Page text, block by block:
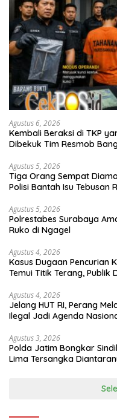
Agustus 6, 2026
Kembali Beraksi di TKP
Dibekuk Tim Resmob
Agustus 5, 2026
Tiga Orang Sempat
Polisi Bantah Isu Tebusan
Agustus 5, 2026
Polrestabes Surabaya
Ruko di Ngagel
Agustus 4, 2026
Kasus Dugaan Pencurian
Temui Titik Terang, Publik
Agustus 4, 2026
Jelang HUT RI, Perang
Ilegal Jadi Agenda
Agustus 3, 2026
Polda Jatim Bongkar
Lima Tersangka